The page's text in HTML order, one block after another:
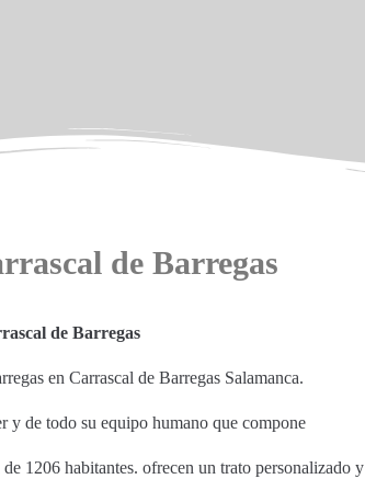
de Barregas
de Barregas
en Carrascal de Barregas Salamanca.
y de todo su equipo humano que compone
1206 habitantes. ofrecen un trato personalizado y